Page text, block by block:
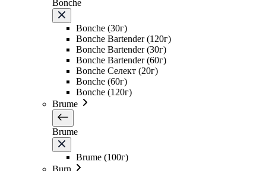
Bonche
Bonche (30г)
Bonche Bartender (120г)
Bonche Bartender (30г)
Bonche Bartender (60г)
Bonche Селект (20г)
Bonche (60г)
Bonche (120г)
Brume
Brume
Brume (100г)
Burn